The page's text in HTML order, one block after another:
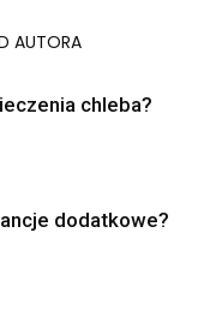
AUTORA
chleba?
dodatkowe?